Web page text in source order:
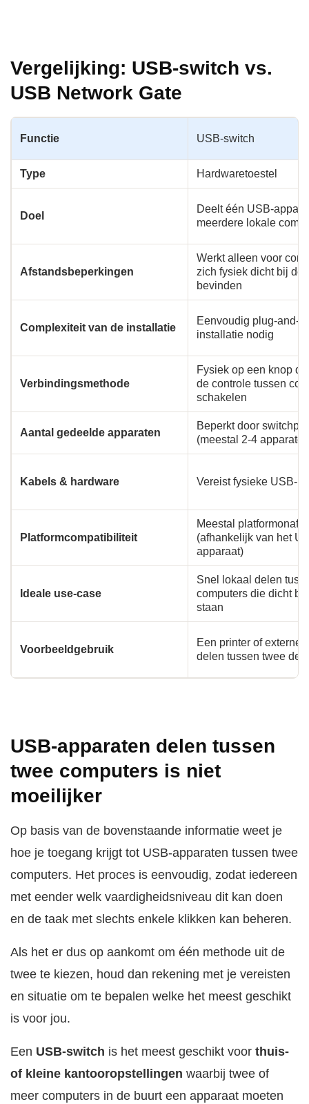
Vergelijking: USB-switch vs.
USB Network Gate
Functie USB-switch
Type Hardwaretoestel
Doel
Deelt één USB-
meerdere lokale
Afstandsbeperkingen
Werkt alleen voor
zich fysiek dicht bij de
bevinden
Complexiteit van de installatie
Eenvoudig plug-and-
installatie nodig
Verbindingsmethode
Fysiek op een knop
de controle tussen
schakelen
Aantal gedeelde apparaten
Beperkt door
(meestal 2-4
Kabels & hardware Vereist fysieke USB-
Platformcompatibiliteit
Meestal
(afhankelijk van het
apparaat)
Ideale use-case
Snel lokaal delen
computers die dicht bij
staan
Voorbeeldgebruik
Een printer of externe
delen tussen twee
USB-apparaten delen tussen
twee computers is niet
moeilijker
Op basis van de bovenstaande informatie weet je
hoe je toegang krijgt tot USB-apparaten tussen twee
computers. Het proces is eenvoudig, zodat iedereen
met eender welk vaardigheidsniveau dit kan doen
en de taak met slechts enkele klikken kan beheren.
Als het er dus op aankomt om één methode uit de
twee te kiezen, houd dan rekening met je vereisten
en situatie om te bepalen welke het meest geschikt
is voor jou.
Een USB-switch is het meest geschikt voor thuis-
of kleine kantooropstellingen waarbij twee of
meer computers in de buurt een apparaat moeten